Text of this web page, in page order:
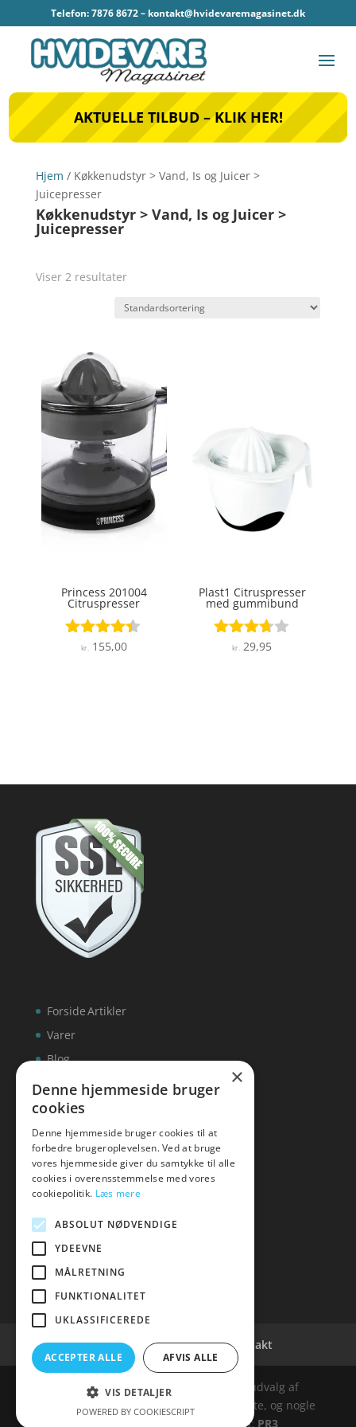
Telefon: 7876 8672 – kontakt@hvidevaremagasinet.dk
AKTUELLE TILBUD – KLIK HER!
Hjem / Køkkenudstyr > Vand, Is og Juicer >
Juicepresser
Køkkenudstyr > Vand, Is og Juicer >
Juicepresser
Viser 2 resultater
Princess 201004
Citruspresser
Vurderet
kr.155,00
Plast1 Citruspresser
med gummibund
Vurderet
kr. 29,95
Forside
Varer
Blog
Kontakt
Artikler
hvidevaremagasinet
Tlf: 7876 8672
Mail:
Cookie- og privatlivspolitik Kontakt
Denne hjemmeside samler et bredt udvalg af
spændende varer. Siden er et affiiliatesite, og nogle
links kan være affiliatelinks. Web: PR3
×
Denne hjemmeside bruger
cookies
Denne hjemmeside bruger cookies til at
forbedre brugeroplevelsen. Ved at bruge
vores hjemmeside giver du samtykke til alle
cookies i overensstemmelse med vores
cookiepolitik. Læs mere
ABSOLUT NØDVENDIGE
YDEEVNE
MÅLRETNING
FUNKTIONALITET
UKLASSIFICEREDE
ACCEPTER ALLE AFVIS ALLE
VIS DETALJER
POWERED BY COOKIESCRIPT